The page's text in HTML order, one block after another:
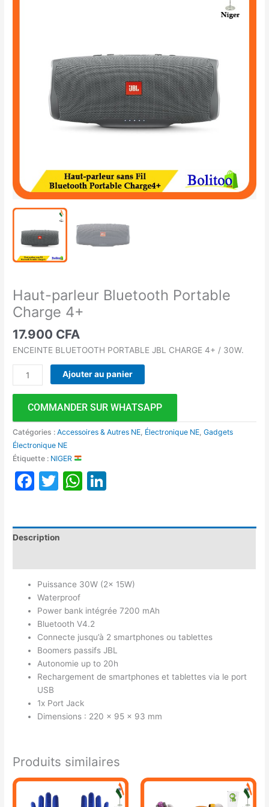
Haut-parleur Bluetooth Portable
Charge 4+
17.900 CFA
ENCEINTE BLUETOOTH PORTABLE JBL CHARGE 4+ / 30W.
Ajouter au panier
COMMANDER SUR WHATSAPP
Catégories :Accessoires & Autres NE, Électronique NE,Gadgets
Électronique NE
Étiquette : NIGER
Facebook
TwitterWhatsApp
Description
Puissance 30W (2x 15W)
Waterproof
Power bank intégrée 7200 mAh
Bluetooth V4.2
Connecte jusqu’à 2 smartphones ou tablettes
Boomers passifs JBL
Autonomie up to 20h
Rechargement de smartphones et tablettes via le port
USB
1x Port Jack
Dimensions : 220 x 95 x 93 mm
Produits similaires